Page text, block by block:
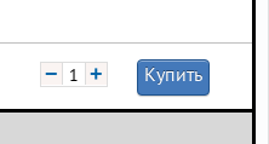
− + Купить